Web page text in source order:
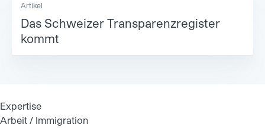
Artikel
Das Schweizer Transparenzregister
kommt
Expertise
Arbeit / Immigration